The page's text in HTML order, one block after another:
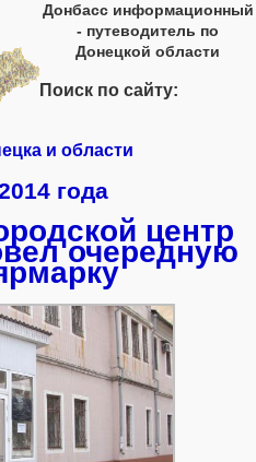
Донбасс информационный
- путеводитель по
Донецкой области
Поиск по сайту:
и области
года
центр
очередную